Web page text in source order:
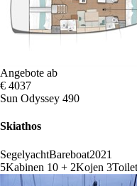
Angebote ab
€ 4037
Sun Odyssey 490
Skiathos
SegelyachtBareboat2021
5Kabinen 10 + 2Kojen 3